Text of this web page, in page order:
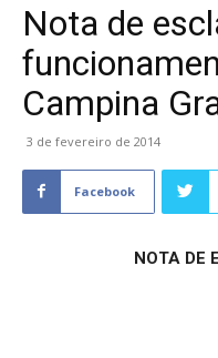
Nota de
Campina
3 de fevereiro de 2014
Facebook
NOTA DE